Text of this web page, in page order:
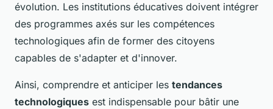
évolution. Les institutions éducatives doivent intégrer
des programmes axés sur les compétences
technologiques afin de former des citoyens
capables de s'adapter et d'innover.
Ainsi, comprendre et anticiper les tendances
technologiques est indispensable pour bâtir une